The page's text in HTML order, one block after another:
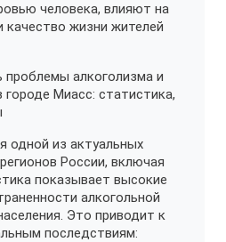
человека, влияют на
качество жизни жителей
проблемы алкоголизма и
городе Миасс: статистика,
одной из актуальных
России, включая
показывает высокие
алкогольной
Это приводит к
последствиям: